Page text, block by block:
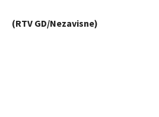
(RTV GD/Nezavisne)